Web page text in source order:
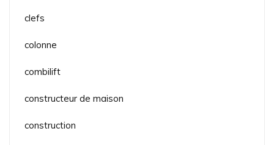
clefs
colonne
combilift
constructeur de maison
construction